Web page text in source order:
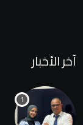
آخر الأخبار